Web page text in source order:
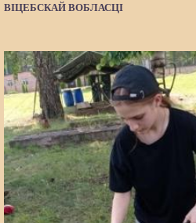
ВІЦЕБСКАЙ ВОБЛАСЦІ